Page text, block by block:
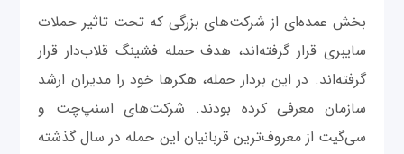
بخش عمده‌ای از شرکت‌های بزرگی که تحت تاثیر حملات
سایبری قرار گرفته‌اند، هدف حمله فشینگ قلاب‌دار قرار
گرفته‌اند. در این بردار حمله، هکرها خود را مدیران ارشد
سازمان معرفی کرده بودند. شرکت‌های اسنپ‌چت و
سی‌گیت از معروف‌ترین قربانیان این حمله در سال گذشته